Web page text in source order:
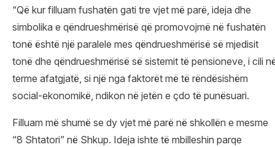
“Që kur filluam fushatën gati tre vjet më parë, ideja dhe
simbolika e qëndrueshmërisë që promovojmë në fushatën
tonë është një paralele mes qëndrueshmërisë së mjedisit
tonë dhe qëndrueshmërisë së sistemit të pensioneve, i cili
terme afatgjatë, si një nga faktorët më të rëndësishëm
social-ekonomikë, ndikon në jetën e çdo të punësuari.
Filluam më shumë se dy vjet më parë në shkollën e mesme
“8 Shtatori” në Shkup. Ideja ishte të mbilleshin parqe